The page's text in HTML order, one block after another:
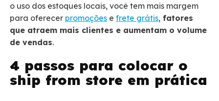
o uso dos estoques locais, você tem mais margem
para oferecer promoções e frete grátis, fatores
que atraem mais clientes e aumentam o volume
de vendas.
4 passos para colocar o
ship from store em prática